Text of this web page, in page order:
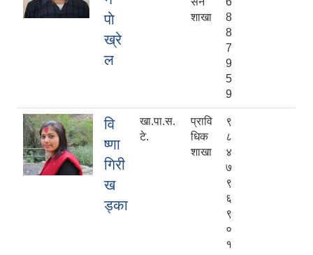
पाे
ख्रे
ल
शाखा
8
8
7
9
5
9
वि
ष्णा
गिरी
ख
ड्का
खा.पा.स.
टे.
प्रावि
धिक
शाखा
९
८
४
७
९
६
९
०
१